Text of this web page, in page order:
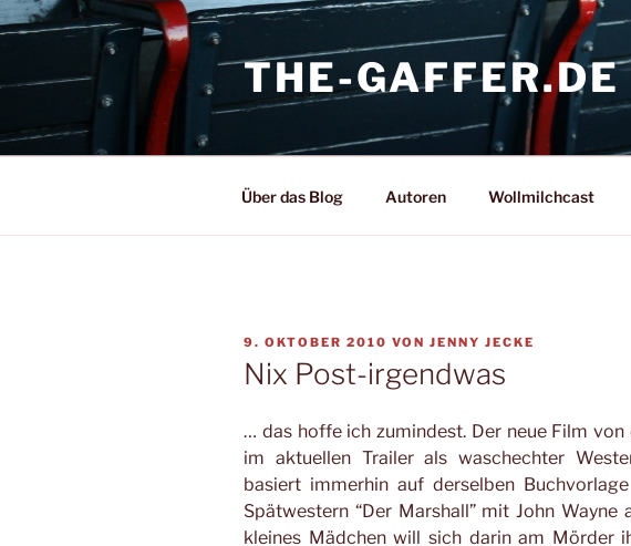
Zum
Inhalt
THE-GAFFER.DE
Über das Blog Autoren Wollmilchcast
VERÖFFENTLICHT
AM
9. OKTOBER 2010 VON JENNY JECKE
Nix Post-irgendwas
… das hoffe ich zumindest. Der neue Film von
im aktuellen Trailer als waschechter
basiert immerhin auf derselben
Spätwestern “Der Marshall” mit John Wayne
kleines Mädchen will sich darin am Mörder